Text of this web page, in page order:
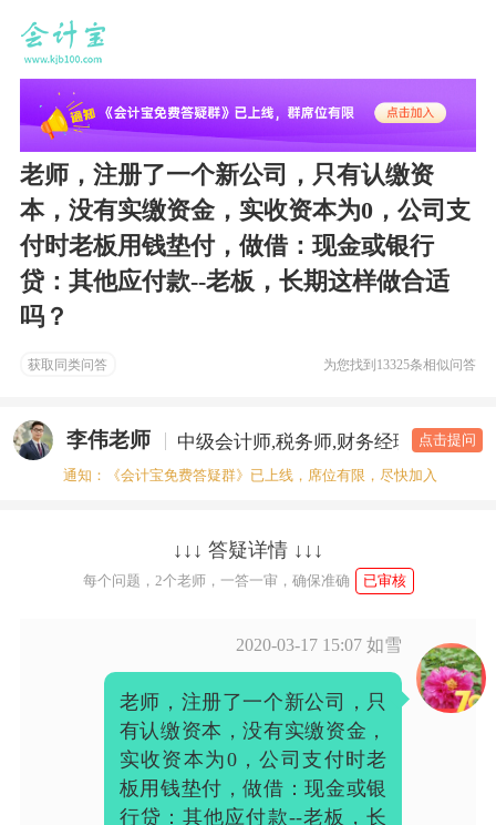
老师，注册了一个新公司，只有认缴资
本，没有实缴资金，实收资本为0，公司支
付时老板用钱垫付，做借：现金或银行
贷：其他应付款--老板，长期这样做合适
吗？
获取同类问答 为您找到13325条相似问答
李伟老师 中级会计师,税务师,财务经理 答疑老
点击提问
通知：《会计宝免费答疑群》已上线，席位有限，尽快加入
↓↓↓ 答疑详情 ↓↓↓
每个问题，2个老师，一答一审，确保准确 已审核
2020-03-17 15:07 如雪
老师，注册了一个新公司，只
有认缴资本，没有实缴资金，
实收资本为0，公司支付时老
板用钱垫付，做借：现金或银
行贷：其他应付款--老板，长